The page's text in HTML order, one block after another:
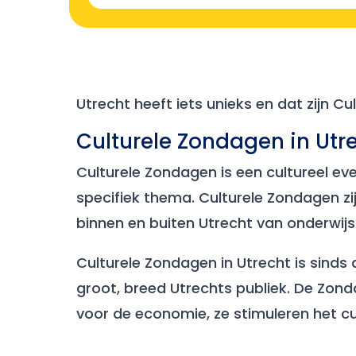
Utrecht heeft iets unieks en dat zijn
Culturele Zondagen in
Culturele Zondagen is een cultureel
specifiek thema. Culturele Zondagen
binnen en buiten Utrecht van
Culturele Zondagen in Utrecht is
groot, breed Utrechts publiek. De
voor de economie, ze stimuleren het